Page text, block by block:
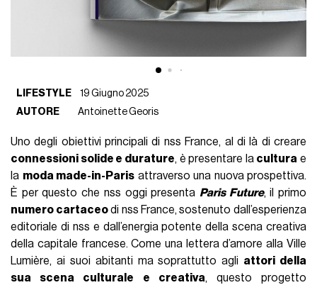
LIFESTYLE
19 Giugno 2025
AUTORE
Antoinette Georis
Uno degli obiettivi principali di nss France, al di là di creare
connessioni solide e durature, è presentare la cultura e
la moda made-in-Paris attraverso una nuova prospettiva.
È per questo che nss oggi presenta Paris Future, il primo
numero cartaceodi nss France, sostenuto dall’esperienza
editoriale di nss e dall’energia potente della scena creativa
della capitale francese. Come una lettera d’amore alla Ville
Lumière, ai suoi abitanti ma soprattutto agli attori della
sua scena culturale e creativa, questo progetto